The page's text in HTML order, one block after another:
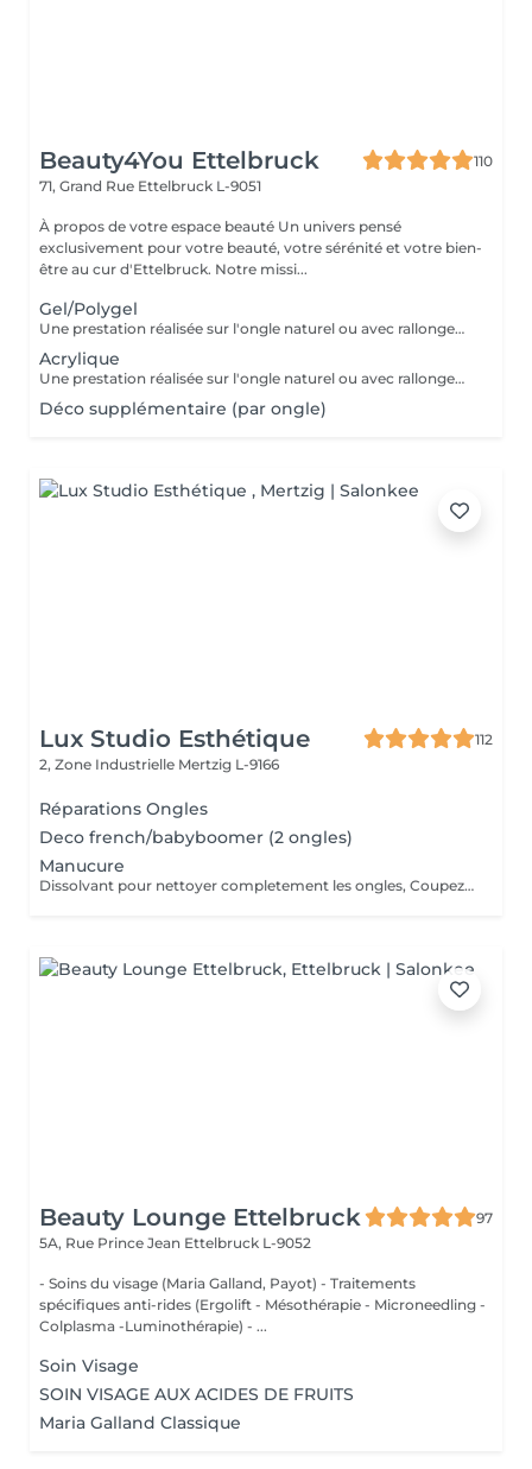
Beauty4You Ettelbruck
110
71, Grand Rue Ettelbruck L-9051
À propos de votre espace beauté Un univers pensé
exclusivement pour votre beauté, votre sérénité et votre bien-
être au cur d'Ettelbruck. Notre missi...
Gel/Polygel
Une prestation réalisée sur l'ongle naturel ou avec rallongement, pour des ongles élégants et résistants pendant plusieurs semaines. * Préparation de l'ongle naturel * Mise en forme des ongles * Travail des cuticules * Application du gel * Finition au choix * 2 décorations incluses
Acrylique
Une prestation réalisée sur l'ongle naturel ou avec rallongement, idéale pour des ongles solides, élégants et durables. * Préparation de l'ongle naturel * Mise en forme des ongles * Travail des cuticules * Application de l'acrylique * Finition au choix * 2 décorations incluses
Déco supplémentaire (par ongle)
Lux Studio Esthétique
112
2, Zone Industrielle Mertzig L-9166
Réparations Ongles
Deco french/babyboomer (2 ongles)
Manucure
Dissolvant pour nettoyer completement les ongles, Coupez et Modelez les ongles avec une lime, Mouillez les mains quelques minutes pour ramollir les cuticules, Pousses les Cuticules avec batone pour repousser doucement vers l'arrière et coupez les excès, Hydratez les Mains avec crème et les cuticules pour maintenir la peau douce, Appliquez une base transparent pour protéger les ongles. Attendez suffisamment de tempos pour sèche.
Beauty Lounge Ettelbruck
97
5A, Rue Prince Jean Ettelbruck L-9052
- Soins du visage (Maria Galland, Payot) - Traitements
spécifiques anti-rides (Ergolift - Mésothérapie - Microneedling -
Colplasma -Luminothérapie) - ...
Soin Visage
SOIN VISAGE AUX ACIDES DE FRUITS
Maria Galland Classique